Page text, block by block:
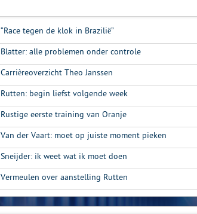
“Race tegen de klok in Brazilië”
Blatter: alle problemen onder controle
Carrièreoverzicht Theo Janssen
Rutten: begin liefst volgende week
Rustige eerste training van Oranje
Van der Vaart: moet op juiste moment pieken
Sneijder: ik weet wat ik moet doen
Vermeulen over aanstelling Rutten